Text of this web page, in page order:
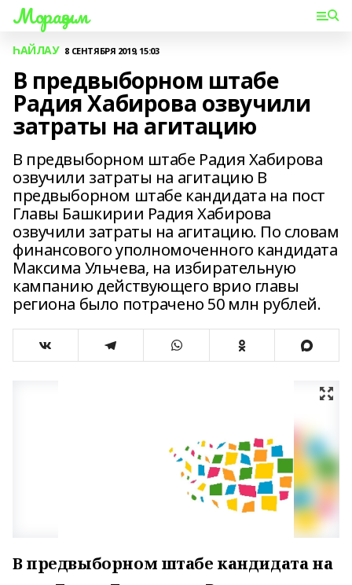
Мораҙым
ҺАЙЛАУ 8 СЕНТЯБРЯ 2019, 15:03
В предвыборном штабе
Радия Хабирова озвучили
затраты на агитацию
В предвыборном штабе Радия Хабирова
озвучили затраты на агитацию В
предвыборном штабе кандидата на пост
Главы Башкирии Радия Хабирова
озвучили затраты на агитацию. По словам
финансового уполномоченного кандидата
Максима Ульчева, на избирательную
кампанию действующего врио главы
региона было потрачено 50 млн рублей.
В предвыборном штабе кандидата на